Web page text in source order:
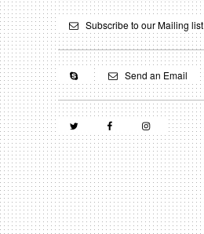
Subscribe to our Mailing list
Send an Email